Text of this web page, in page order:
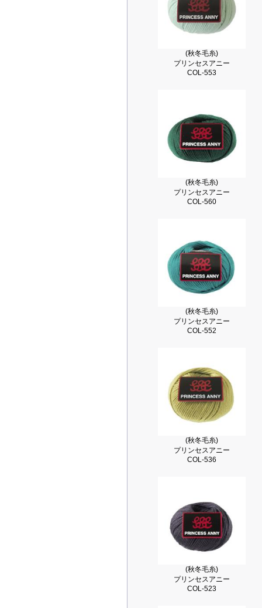
(秋冬毛糸)
プリンセスアニー
COL-553
(秋冬毛糸)
プリンセスアニー
COL-560
(秋冬毛糸)
プリンセスアニー
COL-552
(秋冬毛糸)
プリンセスアニー
COL-536
(秋冬毛糸)
プリンセスアニー
COL-523